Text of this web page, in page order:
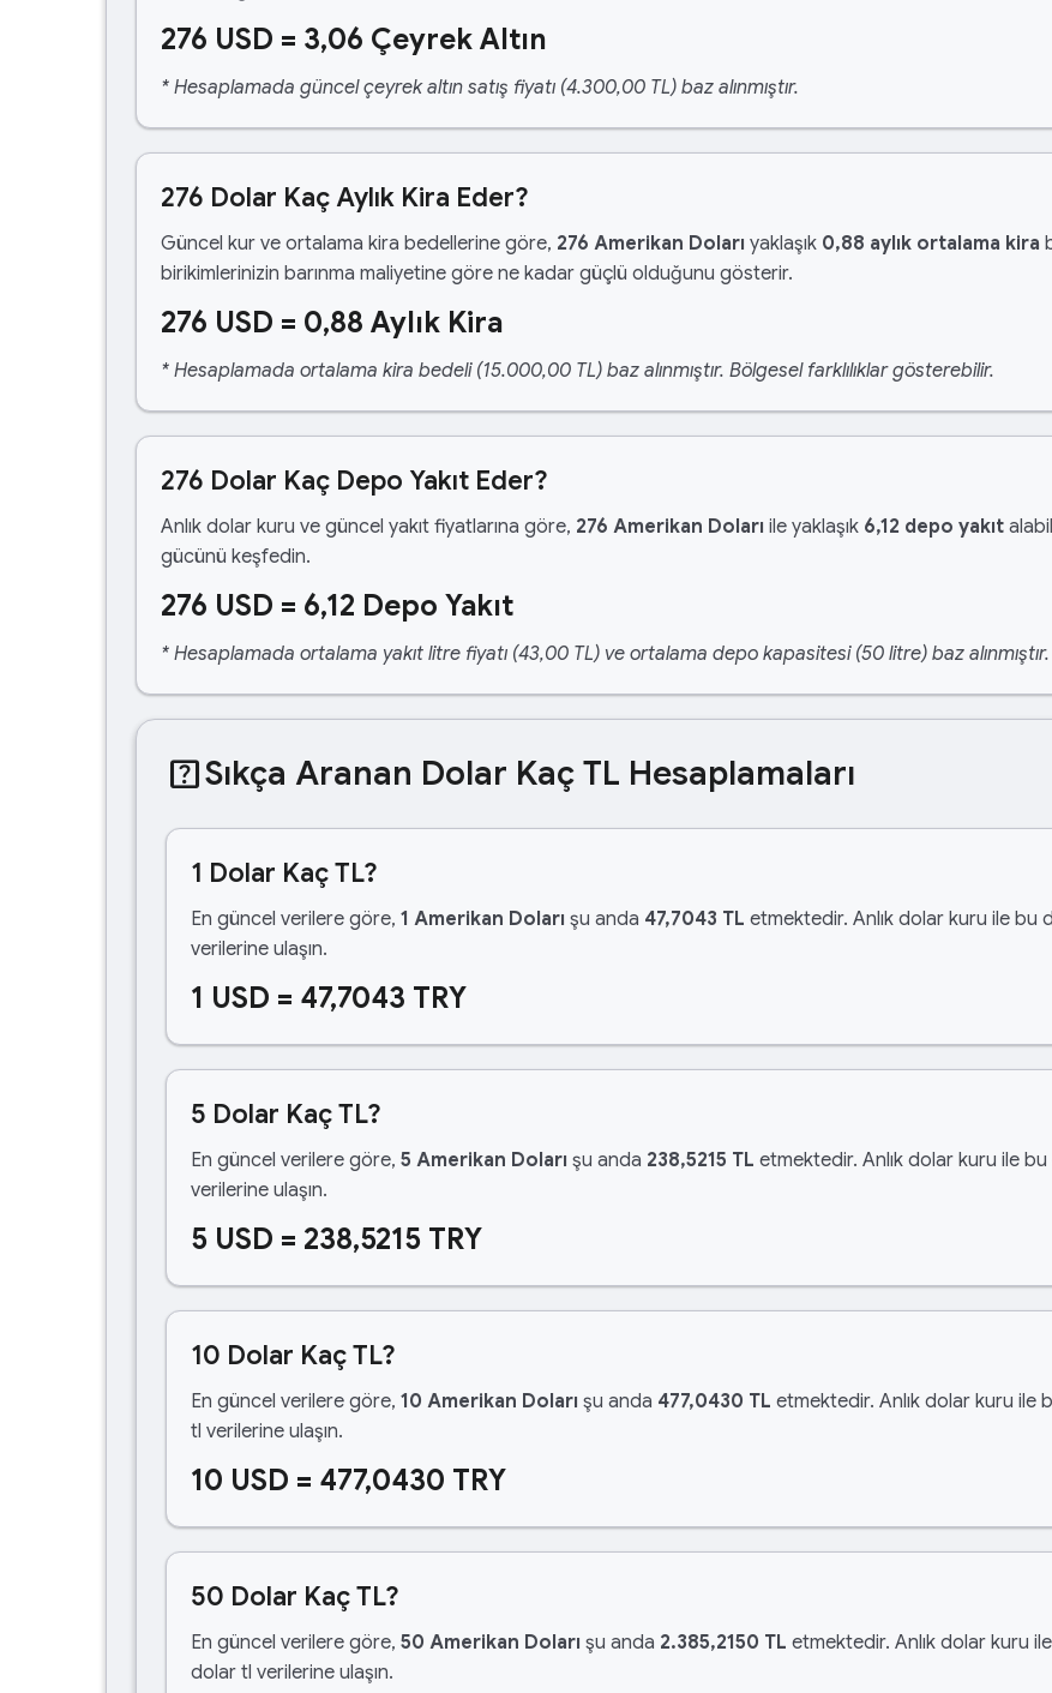
276 USD = 3,06 Çeyrek Altın
* Hesaplamada güncel çeyrek altın satış fiyatı (4.300,00 TL) baz alınmıştır.
276 Dolar Kaç Aylık Kira Eder?
Güncel kur ve ortalama kira bedellerine göre, 276 Amerikan Doları yaklaşık 0,88 aylık ortalama kira
birikimlerinizin barınma maliyetine göre ne kadar güçlü olduğunu gösterir.
276 USD = 0,88 Aylık Kira
* Hesaplamada ortalama kira bedeli (15.000,00 TL) baz alınmıştır. Bölgesel farklılıklar gösterebilir.
276 Dolar Kaç Depo Yakıt Eder?
Anlık dolar kuru ve güncel yakıt fiyatlarına göre, 276 Amerikan Doları ile yaklaşık 6,12 depo yakıt
gücünü keşfedin.
276 USD = 6,12 Depo Yakıt
* Hesaplamada ortalama yakıt litre fiyatı (43,00 TL) ve ortalama depo kapasitesi (50 litre) baz alınmıştır.
help_centerSıkça Aranan Dolar Kaç TL Hesaplamaları
1 Dolar Kaç TL?
En güncel verilere göre, 1 Amerikan Doları şu anda 47,7043 TL etmektedir. Anlık dolar kuru ile bu
verilerine ulaşın.
1 USD = 47,7043 TRY
5 Dolar Kaç TL?
En güncel verilere göre, 5 Amerikan Doları şu anda 238,5215 TL etmektedir. Anlık dolar kuru ile
verilerine ulaşın.
5 USD = 238,5215 TRY
10 Dolar Kaç TL?
En güncel verilere göre, 10 Amerikan Doları şu anda 477,0430 TL etmektedir. Anlık dolar kuru ile
tl verilerine ulaşın.
10 USD = 477,0430 TRY
50 Dolar Kaç TL?
En güncel verilere göre, 50 Amerikan Doları şu anda 2.385,2150 TL etmektedir. Anlık dolar kuru
dolar tl verilerine ulaşın.